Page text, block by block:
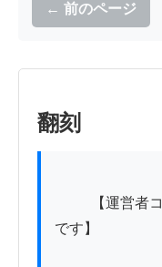
← 前のページ
翻刻
です】